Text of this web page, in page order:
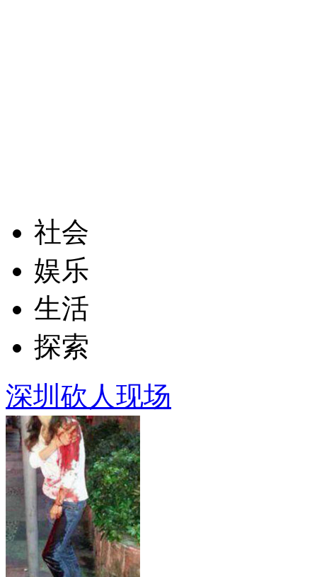
社会
娱乐
生活
探索
深圳砍人现场